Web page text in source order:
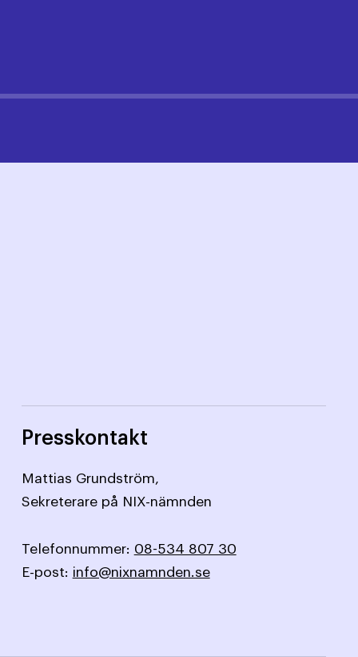
Presskontakt
Mattias Grundström,
Sekreterare på NIX-nämnden
Telefonnummer: 08-534 807 30
E-post: info@nixnamnden.se